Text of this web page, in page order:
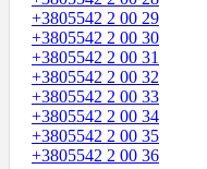
+3805542 2 00 29
+3805542 2 00 30
+3805542 2 00 31
+3805542 2 00 32
+3805542 2 00 33
+3805542 2 00 34
+3805542 2 00 35
+3805542 2 00 36